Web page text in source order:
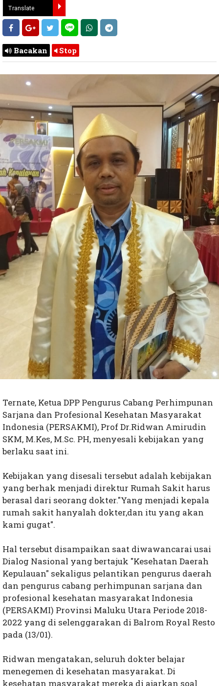
Bacakan Stop
Ternate, Ketua DPP Pengurus Cabang Perhimpunan
Sarjana dan Profesional Kesehatan Masyarakat
Indonesia (PERSAKMI), Prof Dr.Ridwan Amirudin
SKM, M.Kes, M.Sc. PH, menyesali kebijakan yang
berlaku saat ini.
Kebijakan yang disesali tersebut adalah kebijakan
yang berhak menjadi direktur Rumah Sakit harus
berasal dari seorang dokter."Yang menjadi kepala
rumah sakit hanyalah dokter,dan itu yang akan
kami gugat".
Hal tersebut disampaikan saat diwawancarai usai
Dialog Nasional yang bertajuk "Kesehatan Daerah
Kepulauan" sekaligus pelantikan pengurus daerah
dan pengurus cabang perhimpunan sarjana dan
profesional kesehatan masyarakat Indonesia
(PERSAKMI) Provinsi Maluku Utara Periode 2018-
2022 yang di selenggarakan di Balrom Royal Resto
pada (13/01).
Ridwan mengatakan, seluruh dokter belajar
menegemen di kesehatan masyarakat. Di
kesehatan masyarakat mereka di ajarkan soal